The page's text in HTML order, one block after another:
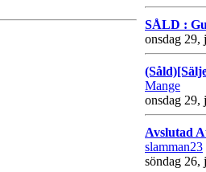
SÅLD :
onsdag 29,
Mange
onsdag 29,
Avslutad
slamman23
söndag 26,